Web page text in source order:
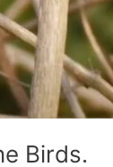
Birds.